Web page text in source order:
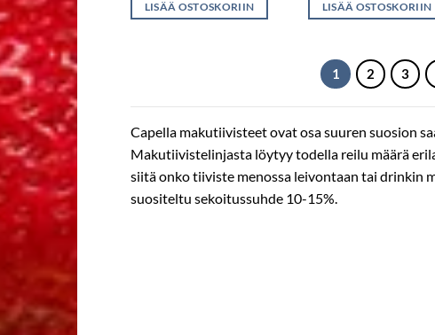
LISÄÄ OSTOSKORIIN LISÄÄ OSTOSKORIIN
1 2 3
Capella makutiivisteet ovat osa suuren suosion
Makutiivistelinjasta löytyy todella reilu määrä
siitä onko tiiviste menossa leivontaan tai drinkin
suositeltu sekoitussuhde 10-15%.